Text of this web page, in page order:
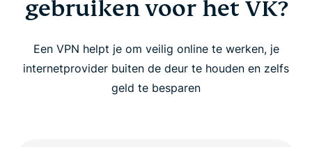
Een Britse VPN gebruiken in drie eenvoudige
ExpressVPN-functies voor Britse gebruikers
gebruiken voor het VK?
Een VPN helpt je om veilig online te werken, je
internetprovider buiten de deur te houden en zelfs
geld te besparen